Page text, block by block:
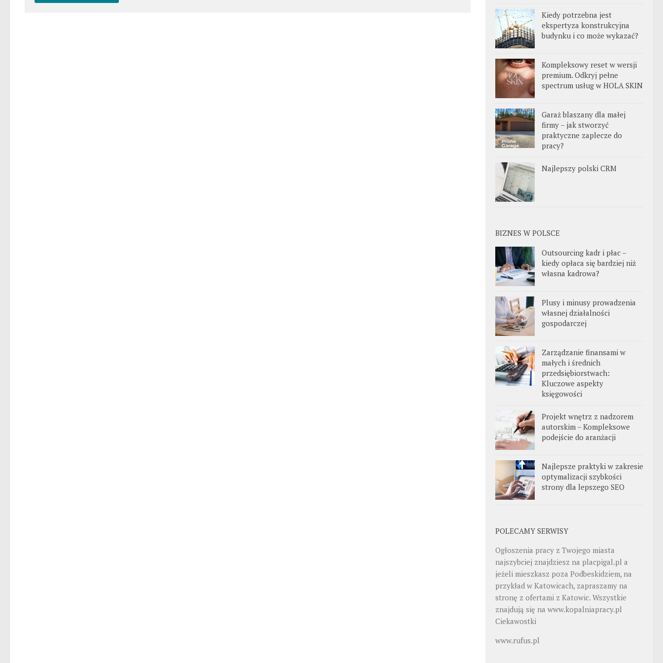
Kiedy potrzebna jest
ekspertyza konstrukcyjna
budynku i co może wykazać?
Kompleksowy reset w wersji
premium. Odkryj pełne
spectrum usług w HOLA SKIN
Garaż blaszany dla małej
firmy – jak stworzyć
praktyczne zaplecze do
pracy?
Najlepszy polski CRM
BIZNES W POLSCE
Outsourcing kadr i płac –
kiedy opłaca się bardziej niż
własna kadrowa?
Plusy i minusy prowadzenia
własnej działalności
gospodarczej
Zarządzanie finansami w
małych i średnich
przedsiębiorstwach:
Kluczowe aspekty
księgowości
Projekt wnętrz z nadzorem
autorskim – Kompleksowe
podejście do aranżacji
Najlepsze praktyki w zakresie
optymalizacji szybkości
strony dla lepszego SEO
POLECAMY SERWISY
Ogłoszenia pracy z Twojego miasta
najszybciej znajdziesz na placpigal.pl a
jeżeli mieszkasz poza Podbeskidziem, na
przykład w Katowicach, zapraszamy na
stronę z ofertami z Katowic. Wszystkie
znajdują się na www.kopalniapracy.pl
Ciekawostki
www.rufus.pl